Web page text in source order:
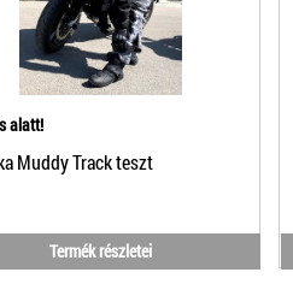
alatt!
Muddy Track teszt
Termék részletei